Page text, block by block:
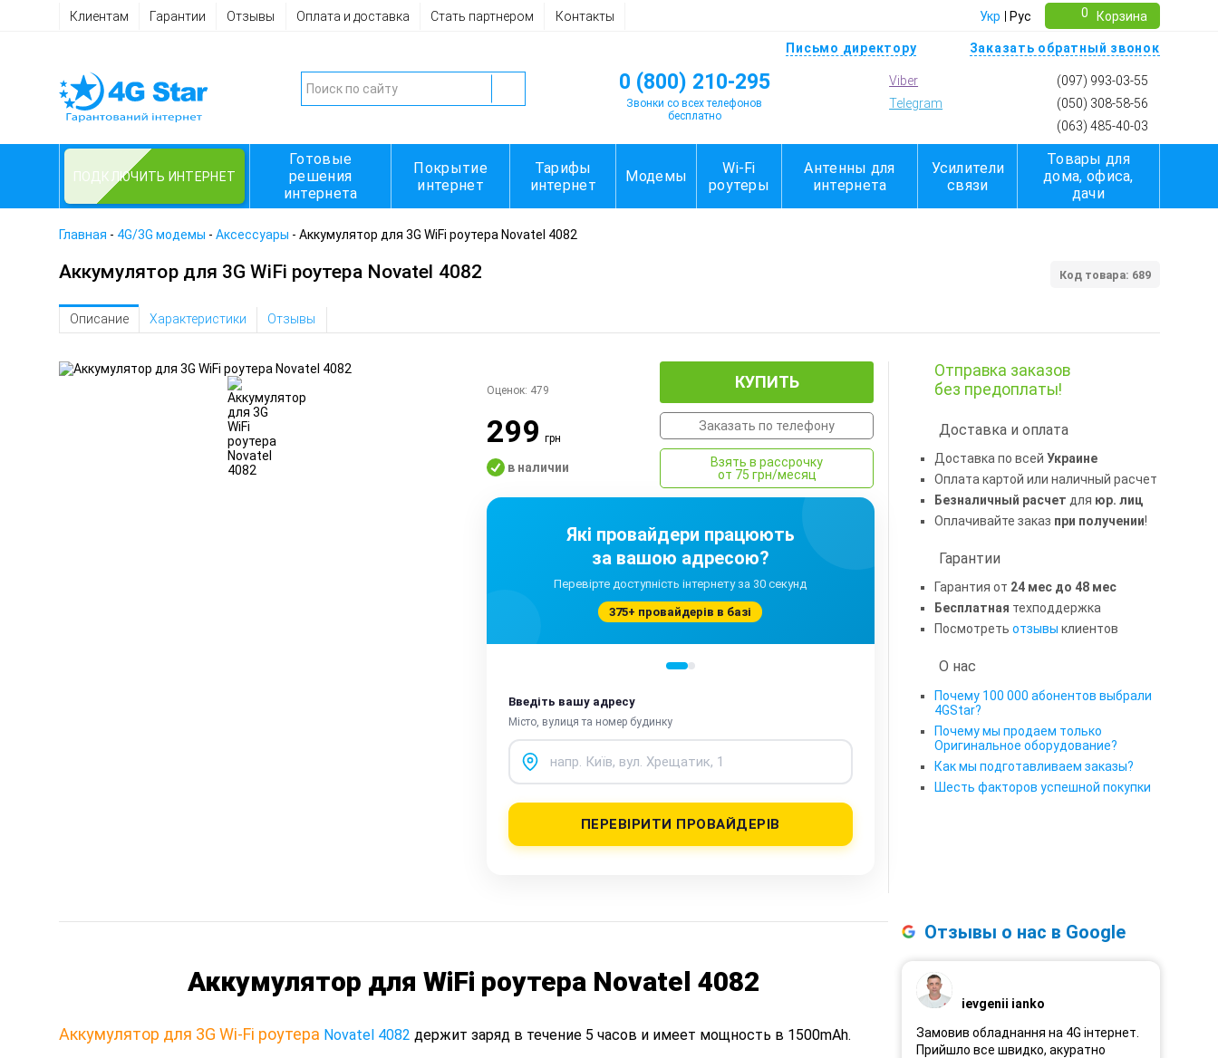
Клиентам Гарантии Отзывы Оплата и доставка Стать партнером Контакты Укр Рус 0 Корзина
Письмо директору Заказать обратный звонок
0 (800) 210-295
Звонки со всех телефонов
бесплатно
Viber
Telegram
(097) 993-03-55
(050) 308-58-56
(063) 485-40-03
ПОДКЛЮЧИТЬ ИНТЕРНЕТ
Готовые
решения
интернета
Покрытие
интернет
Тарифы
интернет
Модемы
Wi-Fi
роутеры
Антенны для
интернета
Усилители
связи
Товары для
дома, офиса,
дачи
Главная - 4G/3G модемы - Аксессуары - Аккумулятор для 3G WiFi роутера Novatel 4082
Аккумулятор для 3G WiFi роутера Novatel 4082 Код товара: 689
Описание Характеристики Отзывы
Оценок: 479
299грн
в наличии
КУПИТЬ
Заказать по телефону
Взять в рассрочку
от 75 грн/месяц
Які провайдери працюють
за вашою адресою?
Перевірте доступність інтернету за 30 секунд
375+ провайдерів в базі
Введіть вашу адресу
Місто, вулиця та номер будинку
ПЕРЕВІРИТИ ПРОВАЙДЕРІВ
Отправка заказов
без предоплаты!
Доставка и оплата
Доставка по всей Украине
Оплата картой или наличный расчет
Безналичный расчет для юр. лиц
Оплачивайте заказ при получении!
Гарантии
Гарантия от 24 мес до 48 мес
Бесплатная техподдержка
Посмотреть отзывы клиентов
О нас
Почему 100 000 абонентов выбрали
4GStar?
Почему мы продаем только
Оригинальное оборудование?
Как мы подготавливаем заказы?
Шесть факторов успешной покупки
Аккумулятор для WiFi роутера Novatel 4082
Аккумулятор для 3G Wi-Fi роутера Novatel 4082 держит заряд в течение 5 часов и имеет мощность в 1500mAh.
Отзывы о нас в Google
ievgenii ianko
Замовив обладнання на 4G інтернет.
Прийшло все швидко, акуратно